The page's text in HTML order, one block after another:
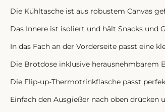
Die Kühltasche ist aus robustem Canvas
Das Innere ist isoliert und hält Snacks und
In das Fach an der Vorderseite passt eine
Die Brotdose inklusive herausnehmbarem
Die Flip-up-Thermotrinkflasche passt
Einfach den Ausgießer nach oben drücken